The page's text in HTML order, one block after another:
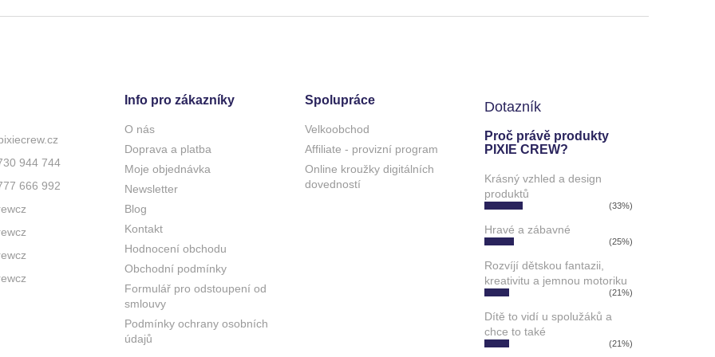
944 744
666 992
Info pro zákazníky
O nás
Doprava a platba
Moje objednávka
Newsletter
Blog
Kontakt
Hodnocení obchodu
Obchodní podmínky
Formulář pro odstoupení od
smlouvy
Podmínky ochrany osobních
údajů
Spolupráce
Velkoobchod
Affiliate - provizní program
Online kroužky digitálních
dovedností
Dotazník
Proč právě produkty
PIXIE CREW?
Krásný vzhled a design
produktů
(33%)
Hravé a zábavné
(25%)
Rozvíjí dětskou fantazii,
kreativitu a jemnou motoriku
(21%)
Dítě to vidí u spolužáků a
chce to také
(21%)